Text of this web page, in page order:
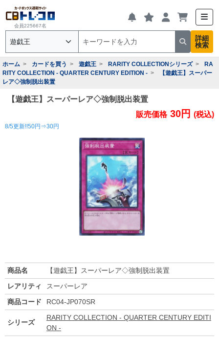
会員225667名
詳細
検索
ホーム カードを買う 遊戯王 RARITY COLLECTIONシリーズ
RA
RITY COLLECTION - QUARTER CENTURY EDITION -
【遊戯王】スーパー
レア◇強制脱出装置
【遊戯王】スーパーレア◇強制脱出装置
8/5更新!!50円⇒30円
販売価格 30円 (税込)
商品名
【遊戯王】スーパーレア◇強制脱出装置
レアリティ
スーパーレア
商品コード
RC04-JP070SR
シリーズ
RARITY COLLECTION - QUARTER CENTURY EDITI
ON -